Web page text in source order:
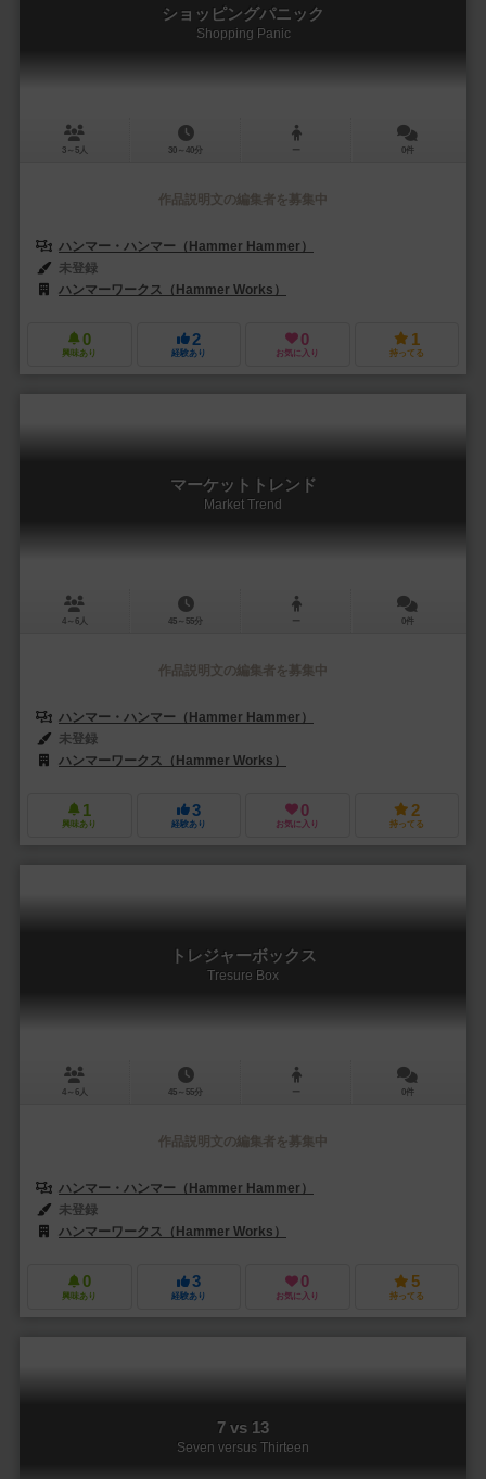
ショッピングパニック
Shopping Panic
3～5人 30～40分 ー 0件
作品説明文の編集者を募集中
ハンマー・ハンマー（Hammer Hammer）
未登録
ハンマーワークス（Hammer Works）
0
興味あり
2
経験あり
0
お気に入り
1
持ってる
マーケットトレンド
Market Trend
4～6人 45～55分 ー 0件
作品説明文の編集者を募集中
ハンマー・ハンマー（Hammer Hammer）
未登録
ハンマーワークス（Hammer Works）
1
興味あり
3
経験あり
0
お気に入り
2
持ってる
トレジャーボックス
Tresure Box
4～6人 45～55分 ー 0件
作品説明文の編集者を募集中
ハンマー・ハンマー（Hammer Hammer）
未登録
ハンマーワークス（Hammer Works）
0
興味あり
3
経験あり
0
お気に入り
5
持ってる
7 vs 13
Seven versus Thirteen